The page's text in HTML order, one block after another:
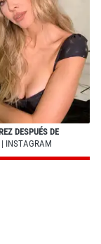
DESPUÉS DE
| INSTAGRAM